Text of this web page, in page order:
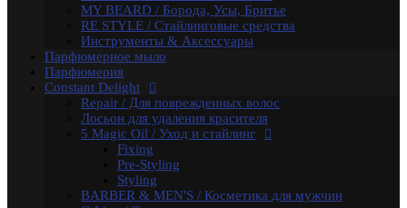
Intensive
Bio Flowers Water / Уход за волосами
Be Wavy / Химическая завивка
Одноразовая продукция
Lador
Бальзамы и кондиционеры
Защита, Лечения и Восстановления
Маски
Масла
Сыворотки
Уход за телом / Скрабы и пилинги
Шампуни
Kapous
MY BEARD / Борода, Усы, Бритье
RE STYLE / Стайлинговые средства
Инструменты & Аксессуары
Парфюмерное мыло
Парфюмерия
Constant Delight
Repair / Для поврежденных волос
Лосьон для удаления красителя
5 Magic Oil / Уход и стайлинг
Fixing
Pre-Styling
Styling
BARBER & MEN'S / Косметика для мужчин